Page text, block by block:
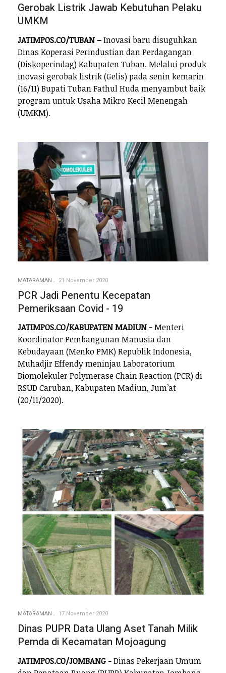
Gerobak Listrik Jawab Kebutuhan Pelaku
UMKM
JATIMPOS.CO/TUBAN –Inovasi baru disuguhkan
Dinas Koperasi Perindustian dan Perdagangan
(Diskoperindag) Kabupaten Tuban. Melalui produk
inovasi gerobak listrik (Gelis) pada senin kemarin
(16/11) Bupati Tuban Fathul Huda menyambut baik
program untuk Usaha Mikro Kecil Menengah
(UMKM).
MATARAMAN 21 November 2020
PCR Jadi Penentu Kecepatan
Pemeriksaan Covid - 19
JATIMPOS.CO/KABUPATEN MADIUN -Menteri
Koordinator Pembangunan Manusia dan
Kebudayaan (Menko PMK) Republik Indonesia,
Muhadjir Effendy meninjau Laboratorium
Biomolekuler Polymerase Chain Reaction (PCR) di
RSUD Caruban, Kabupaten Madiun, Jum’at
(20/11/2020).
MATARAMAN 17 November 2020
Dinas PUPR Data Ulang Aset Tanah Milik
Pemda di Kecamatan Mojoagung
JATIMPOS.CO/JOMBANG -Dinas Pekerjaan Umum